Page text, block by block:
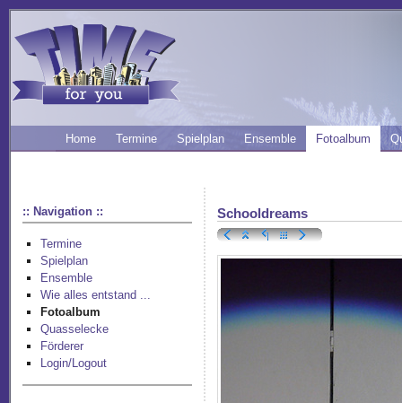
Home Termine Spielplan Ensemble Fotoalbum
:: Navigation ::
Termine
Spielplan
Ensemble
Wie alles entstand ...
Fotoalbum
Quasselecke
Förderer
Login/Logout
Schooldreams